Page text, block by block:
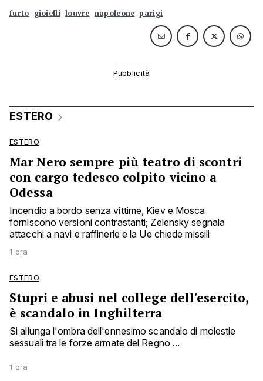
furto gioielli louvre napoleone parigi
ESTERO
ESTERO
Mar Nero sempre più teatro di scontri
con cargo tedesco colpito vicino a
Odessa
Incendio a bordo senza vittime, Kiev e Mosca
forniscono versioni contrastanti; Zelensky segnala
attacchi a navi e raffinerie e la Ue chiede missili
1 ora
ESTERO
Stupri e abusi nel college dell'esercito,
è scandalo in Inghilterra
Si allunga l'ombra dell'ennesimo scandalo di molestie
sessuali tra le forze armate del Regno ...
1 ora